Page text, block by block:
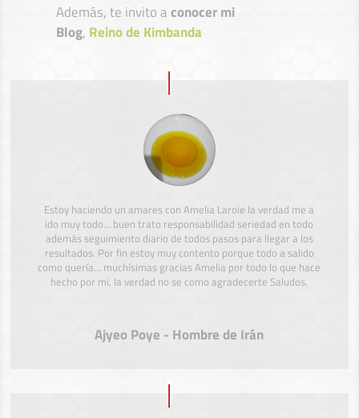
Además, te invito aconocer mi
Blog, Reino de Kimbanda
Estoy haciendo un amares con Amelia Laroie la verdad me a
ido muy todo… buen trato responsabilidad seriedad en todo
además seguimiento diario de todos pasos para llegar a los
resultados. Por fin estoy muy contento porque todo a salido
como quería… muchísimas gracias Amelia por todo lo que hace
hecho por mi, la verdad no se como agradecerte Saludos.
Ajyeo Poye - Hombre de Irán